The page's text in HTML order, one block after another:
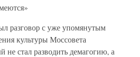
разговор с уже упомянутым
культуры Моссовета
стал разводить демагогию, а